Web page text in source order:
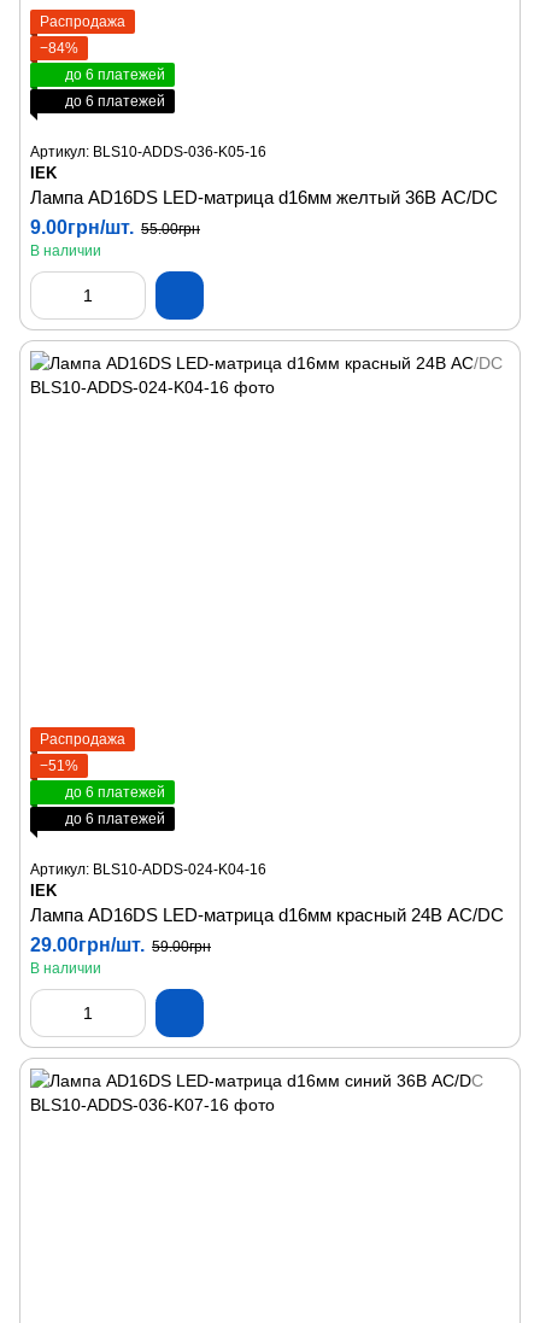
Распродажа
−84%
до 6 платежей
до 6 платежей
Артикул: BLS10-ADDS-036-K05-16
IEK
Лампа AD16DS LED-матрица d16мм желтый 36В AC/DC
9.00грн/шт. 55.00грн
В наличии
Распродажа
−51%
до 6 платежей
до 6 платежей
Артикул: BLS10-ADDS-024-K04-16
IEK
Лампа AD16DS LED-матрица d16мм красный 24В AC/DC
29.00грн/шт. 59.00грн
В наличии